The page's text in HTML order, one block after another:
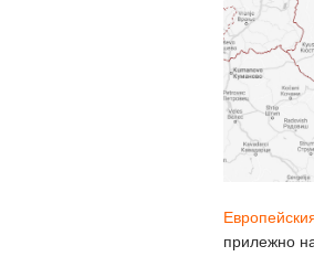
прилежно